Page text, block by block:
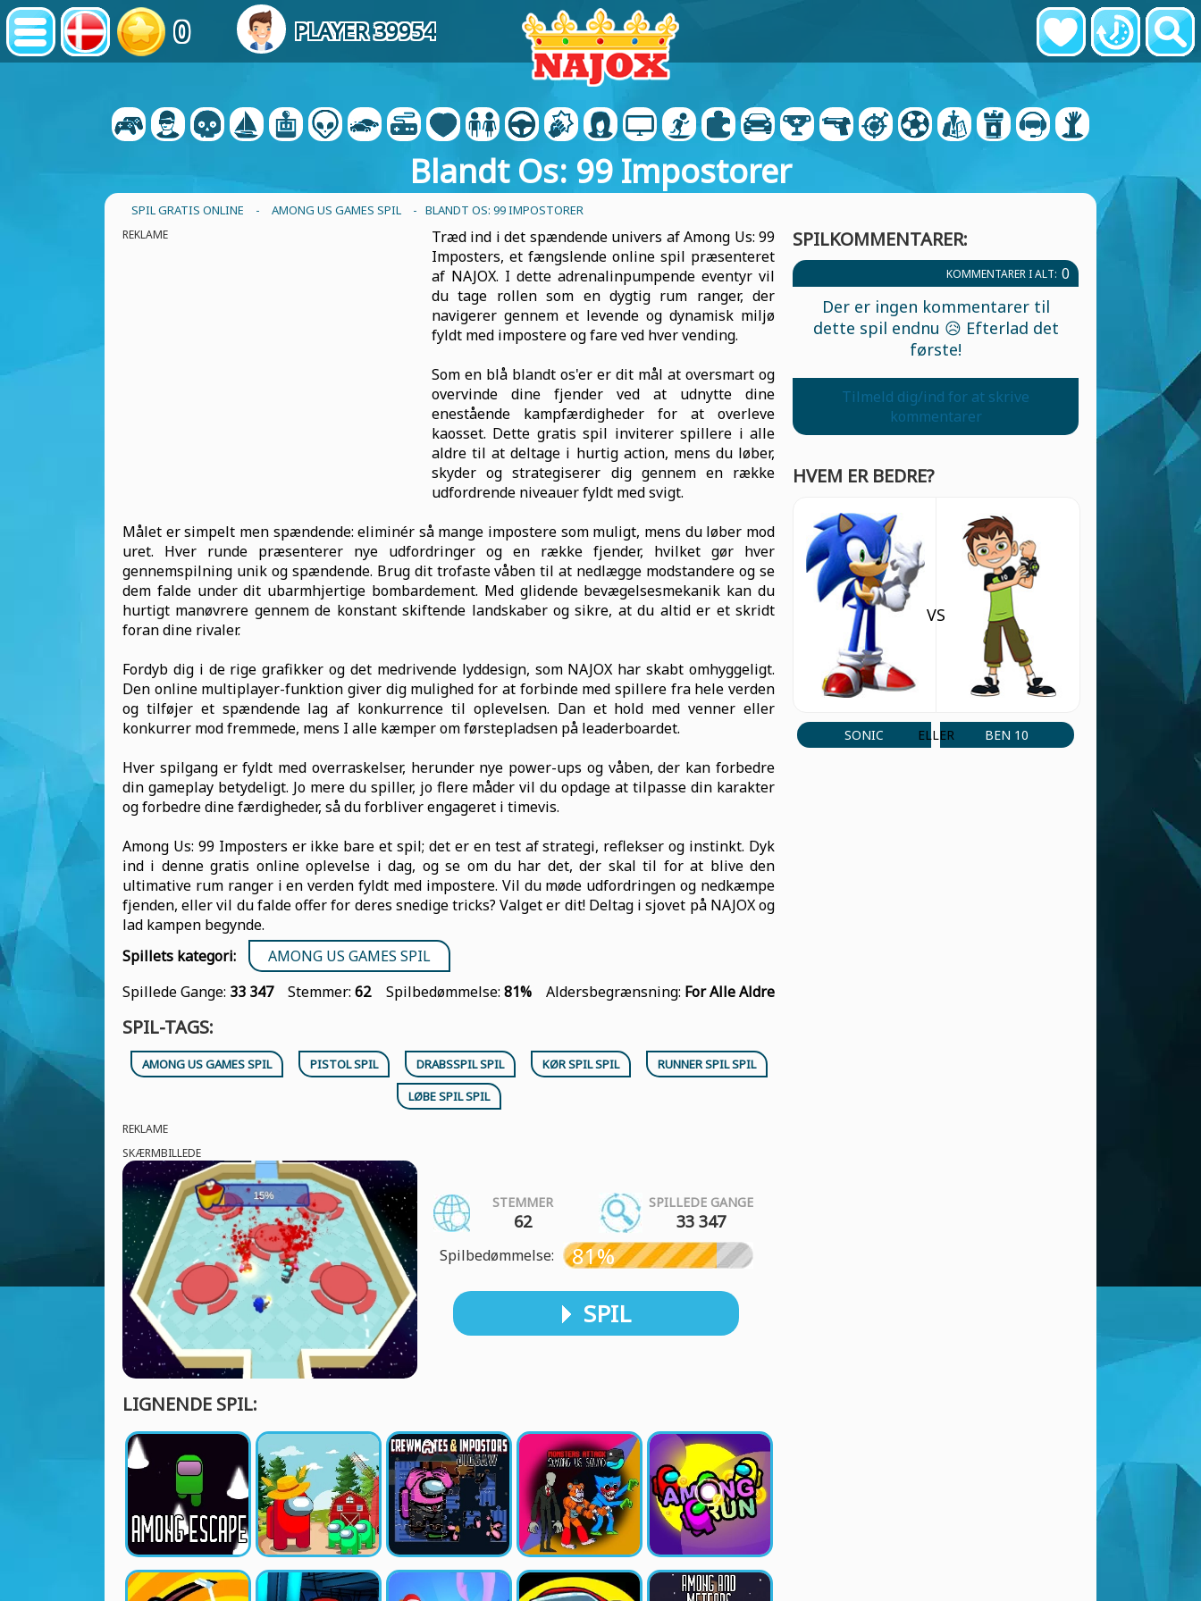
0 PLAYER 39954
Blandt Os: 99 Impostorer
SPIL GRATIS ONLINE - AMONG US GAMES SPIL - BLANDT OS: 99 IMPOSTORER
REKLAME
Træd ind i det spændende univers af Among Us: 99
Imposters, et fængslende online spil præsenteret
af NAJOX. I dette adrenalinpumpende eventyr vil
du tage rollen som en dygtig rum ranger, der
navigerer gennem et levende og dynamisk miljø
fyldt med impostere og fare ved hver vending.
Som en blå blandt os'er er dit mål at oversmart og
overvinde dine fjender ved at udnytte dine
enestående kampfærdigheder for at overleve
kaosset. Dette gratis spil inviterer spillere i alle
aldre til at deltage i hurtig action, mens du løber,
skyder og strategiserer dig gennem en række
udfordrende niveauer fyldt med svigt.
Målet er simpelt men spændende: eliminér så mange impostere som muligt, mens du løber mod
uret. Hver runde præsenterer nye udfordringer og en række fjender, hvilket gør hver
gennemspilning unik og spændende. Brug dit trofaste våben til at nedlægge modstandere og se
dem falde under dit ubarmhjertige bombardement. Med glidende bevægelsesmekanik kan du
hurtigt manøvrere gennem de konstant skiftende landskaber og sikre, at du altid er et skridt
foran dine rivaler.
Fordyb dig i de rige grafikker og det medrivende lyddesign, som NAJOX har skabt omhyggeligt.
Den online multiplayer-funktion giver dig mulighed for at forbinde med spillere fra hele verden
og tilføjer et spændende lag af konkurrence til oplevelsen. Dan et hold med venner eller
konkurrer mod fremmede, mens I alle kæmper om førstepladsen på leaderboardet.
Hver spilgang er fyldt med overraskelser, herunder nye power-ups og våben, der kan forbedre
din gameplay betydeligt. Jo mere du spiller, jo flere måder vil du opdage at tilpasse din karakter
og forbedre dine færdigheder, så du forbliver engageret i timevis.
Among Us: 99 Imposters er ikke bare et spil; det er en test af strategi, reflekser og instinkt. Dyk
ind i denne gratis online oplevelse i dag, og se om du har det, der skal til for at blive den
ultimative rum ranger i en verden fyldt med impostere. Vil du møde udfordringen og nedkæmpe
fjenden, eller vil du falde offer for deres snedige tricks? Valget er dit! Deltag i sjovet på NAJOX og
lad kampen begynde.
Spillets kategori:
AMONG US GAMES SPIL
Spillede Gange: 33 347 Stemmer:62 Spilbedømmelse: 81% Aldersbegrænsning: For Alle Aldre
SPIL-TAGS:
AMONG US GAMES SPIL PISTOL SPIL DRABSSPIL SPIL KØR SPIL SPIL
RUNNER SPIL SPIL
LØBE SPIL SPIL
REKLAME
SKÆRMBILLEDE
STEMMER
62
SPILLEDE GANGE
33 347
Spilbedømmelse: 81%
SPIL
LIGNENDE SPIL:
SPILKOMMENTARER:
KOMMENTARER I ALT: 0
Der er ingen kommentarer til
dette spil endnu 😥 Efterlad det
første!
Tilmeld dig/ind for at skrive
kommentarer
HVEM ER BEDRE?
SONIC
VS
ELLER BEN 10